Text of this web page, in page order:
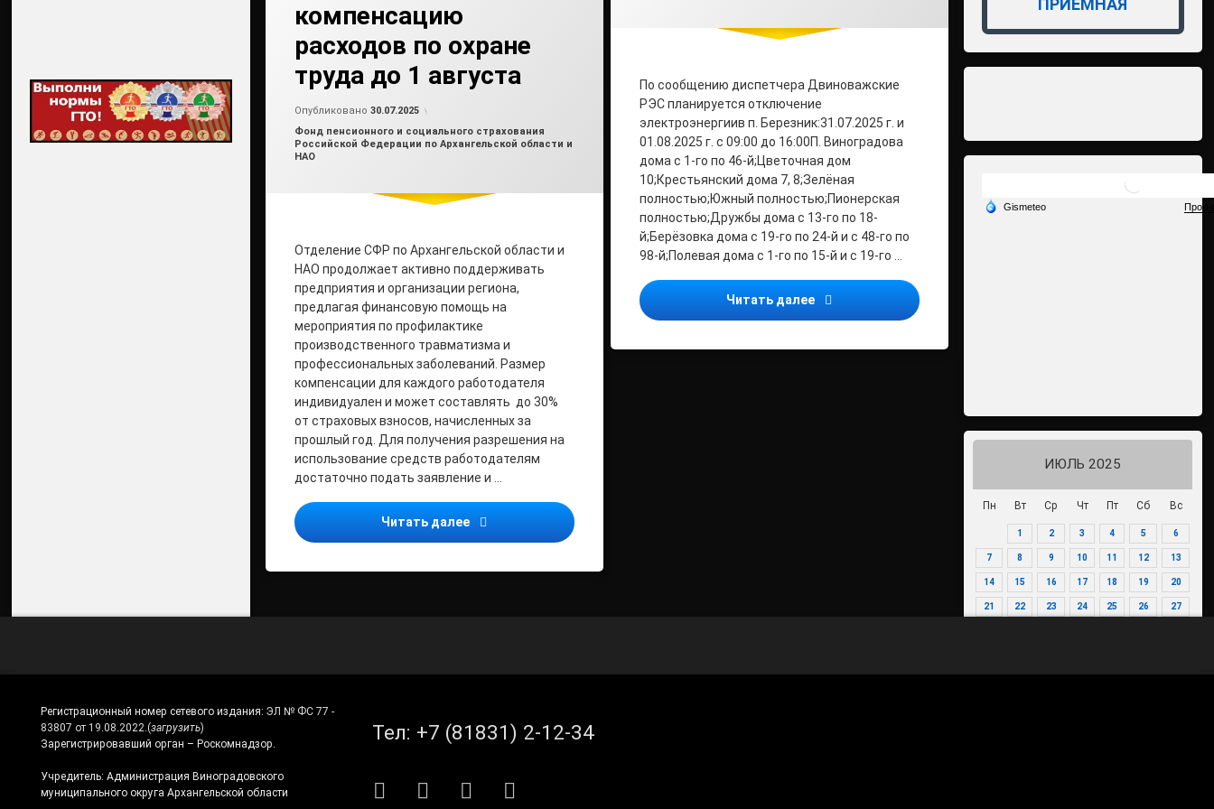
компенсацию
расходов по охране
труда до 1 августа
Опубликовано 30.07.2025
Рубрики:
Фонд пенсионного и социального страхования
Российской Федерации по Архангельской области и
НАО
Отделение СФР по Архангельской области и
НАО продолжает активно поддерживать
предприятия и организации региона,
предлагая финансовую помощь на
мероприятия по профилактике
производственного травматизма и
профессиональных заболеваний. Размер
компенсации для каждого работодателя
индивидуален и может составлять до 30%
от страховых взносов, начисленных за
прошлый год. Для получения разрешения на
использование средств работодателям
достаточно подать заявление и …
Читать далее Работодатели Архангельской области и НАО могут подать документы на компенсацию расходов по охране труда
По сообщению диспетчера Двиноважские
РЭС планируется отключение
электроэнергиив п. Березник:31.07.2025 г. и
01.08.2025 г. с 09:00 до 16:00П. Виноградова
дома с 1-го по 46-й;Цветочная дом
10;Крестьянский дома 7, 8;Зелёная
полностью;Южный полностью;Пионерская
полностью;Дружбы дома с 13-го по 18-
й;Берёзовка дома с 19-го по 24-й и с 48-го по
98-й;Полевая дома с 1-го по 15-й и с 19-го …
Читать далее ВНИМАНИЕ! ОТКЛЮЧЕНИЕ ЭЛЕКТРОЭНЕРГИИ!
ПРИЁМНАЯ
ИЮЛЬ 2025
Пн Вт Ср Чт Пт Сб Вс
1 2 3 4 5 6
7 8 9 10 11 12 13
14 15 16 17 18 19 20
21 22 23 24 25 26 27
« Июн
Регистрационный номер сетевого издания: ЭЛ № ФС 77 -
83807 от 19.08.2022.(загрузить)
Зарегистрировавший орган – Роскомнадзор.
Учредитель: Администрация Виноградовского
муниципального округа Архангельской области
Тел: +7 (81831) 2-12-34
RSS E-mailВКонтакте
Telegram